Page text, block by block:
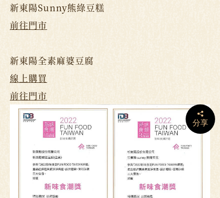
分享
新東陽Sunny熊綠豆糕
前往門市
新東陽全素麻婆豆腐
線上購買
前往門市